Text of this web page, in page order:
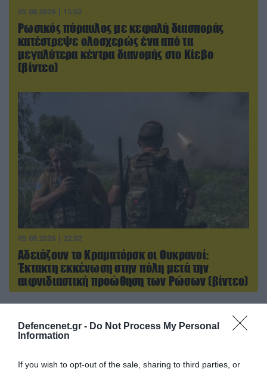
Defencenet.gr - Do Not Process My Personal
Information
If you wish to opt-out of the sale, sharing to third parties, or
05.08.2026 | 15:02
Ρωσικός πύραυλος με κεφαλή διασποράς
κατέστρεψε ολοσχερώς ένα από τα
μεγαλύτερα κέντρα διανομής στο Κίεβο
(βίντεο)
05.08.2026 | 22:02
Αδειάζουν το Κραματόρσκ οι Ουκρανοί:
Έκτακτη εκκένωση στην πόλη μετά την
αιφνιδιαστική προώθηση των Ρώσων (βίντεο)
ΠΟΛΙΤΙΚΗ